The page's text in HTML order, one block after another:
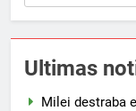
Ultimas
Milei destraba